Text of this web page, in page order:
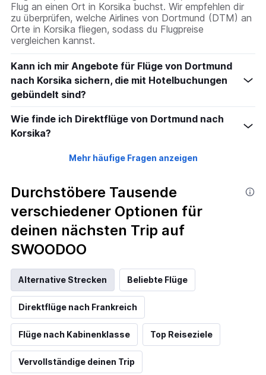
Flug an einen Ort in Korsika buchst. Wir empfehlen dir
zu überprüfen, welche Airlines von Dortmund (DTM) an
Orte in Korsika fliegen, sodass du Flugpreise
vergleichen kannst.
Kann ich mir Angebote für Flüge von Dortmund
nach Korsika sichern, die mit Hotelbuchungen
gebündelt sind?
Wie finde ich Direktflüge von Dortmund nach
Korsika?
Mehr häufige Fragen anzeigen
Durchstöbere Tausende
verschiedener Optionen für
deinen nächsten Trip auf
SWOODOO
Alternative Strecken Beliebte Flüge
Direktflüge nach Frankreich
Flüge nach Kabinenklasse Top Reiseziele
Vervollständige deinen Trip